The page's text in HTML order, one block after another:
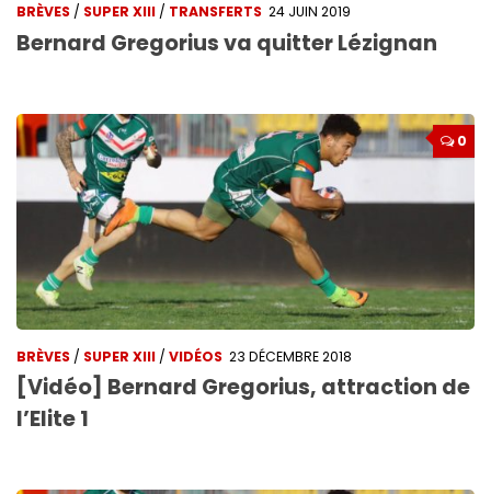
BRÈVES / SUPER XIII / TRANSFERTS 24 JUIN 2019
Bernard Gregorius va quitter Lézignan
0
BRÈVES / SUPER XIII / VIDÉOS 23 DÉCEMBRE 2018
[Vidéo] Bernard Gregorius, attraction de
l’Elite 1